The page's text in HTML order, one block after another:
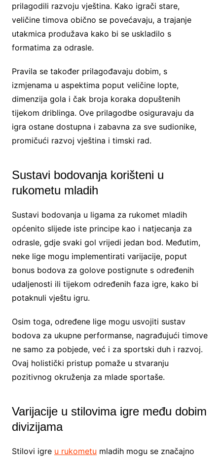
prilagodili razvoju vještina. Kako igrači stare,
veličine timova obično se povećavaju, a trajanje
utakmica produžava kako bi se uskladilo s
formatima za odrasle.
Pravila se također prilagođavaju dobim, s
izmjenama u aspektima poput veličine lopte,
dimenzija gola i čak broja koraka dopuštenih
tijekom driblinga. Ove prilagodbe osiguravaju da
igra ostane dostupna i zabavna za sve sudionike,
promičući razvoj vještina i timski rad.
Sustavi bodovanja korišteni u
rukometu mladih
Sustavi bodovanja u ligama za rukomet mladih
općenito slijede iste principe kao i natjecanja za
odrasle, gdje svaki gol vrijedi jedan bod. Međutim,
neke lige mogu implementirati varijacije, poput
bonus bodova za golove postignute s određenih
udaljenosti ili tijekom određenih faza igre, kako bi
potaknuli vještu igru.
Osim toga, određene lige mogu usvojiti sustav
bodova za ukupne performanse, nagrađujući timove
ne samo za pobjede, već i za sportski duh i razvoj.
Ovaj holistički pristup pomaže u stvaranju
pozitivnog okruženja za mlade sportaše.
Varijacije u stilovima igre među dobim
divizijama
Stilovi igre u rukometu mladih mogu se značajno